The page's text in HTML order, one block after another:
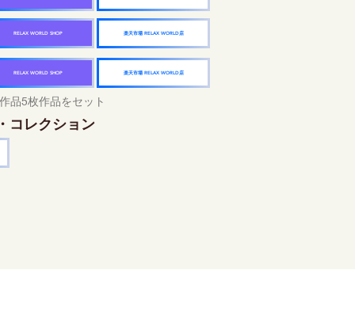
楽天市場 RELAX WORLD店
RELAX WORLD SHOP
楽天市場 RELAX WORLD店
RELAX WORLD SHOP
品5枚作品をセット
コレクション